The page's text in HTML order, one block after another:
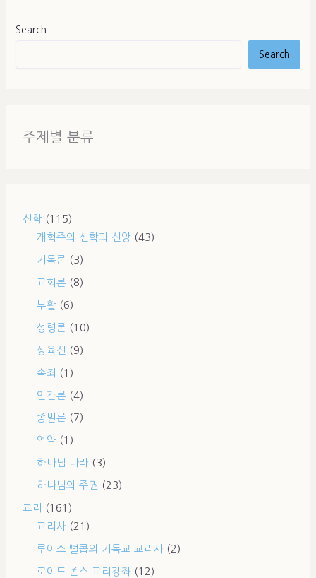
Search
Search
주제별 분류
신학 (115)
개혁주의 신학과 신앙 (43)
기독론 (3)
교회론 (8)
부활 (6)
성령론 (10)
성육신 (9)
속죄 (1)
인간론 (4)
종말론 (7)
언약 (1)
하나님 나라 (3)
하나님의 주권 (23)
교리
(161)
교리사 (21)
루이스 뻘콥의 기독교 교리사 (2)
로이드 존스 교리강좌 (12)